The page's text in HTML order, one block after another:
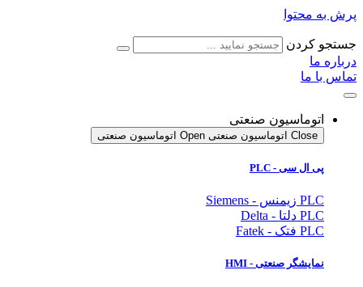
پرش به محتوا
جستجو کردن
درباره ما
تماس با ما
اتوماسیون صنعتی
Close اتوماسیون صنعتی Open اتوماسیون صنعتی
پی ال سی - PLC
PLC زیمنس - Siemens
PLC دلتا - Delta
PLC فتک - Fatek
نمایشگر صنعتی - HMI